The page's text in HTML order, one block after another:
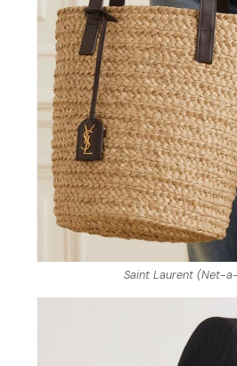
Saint Laurent (Net-